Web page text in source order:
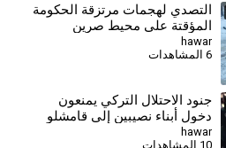
التصدي لهجمات مرتزقة الحكومة
المؤقتة على محيط صرين
وسقوط قتلى في صفوفهم
hawar
6 المشاهدات
جنود الاحتلال التركي يمنعون
دخول أبناء نصيبين إلى قامشلو
hawar
10 المشاهدات